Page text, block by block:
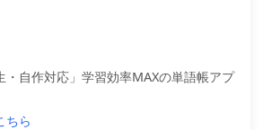
・自作対応」学習効率MAXの単語帳アプ
ちら